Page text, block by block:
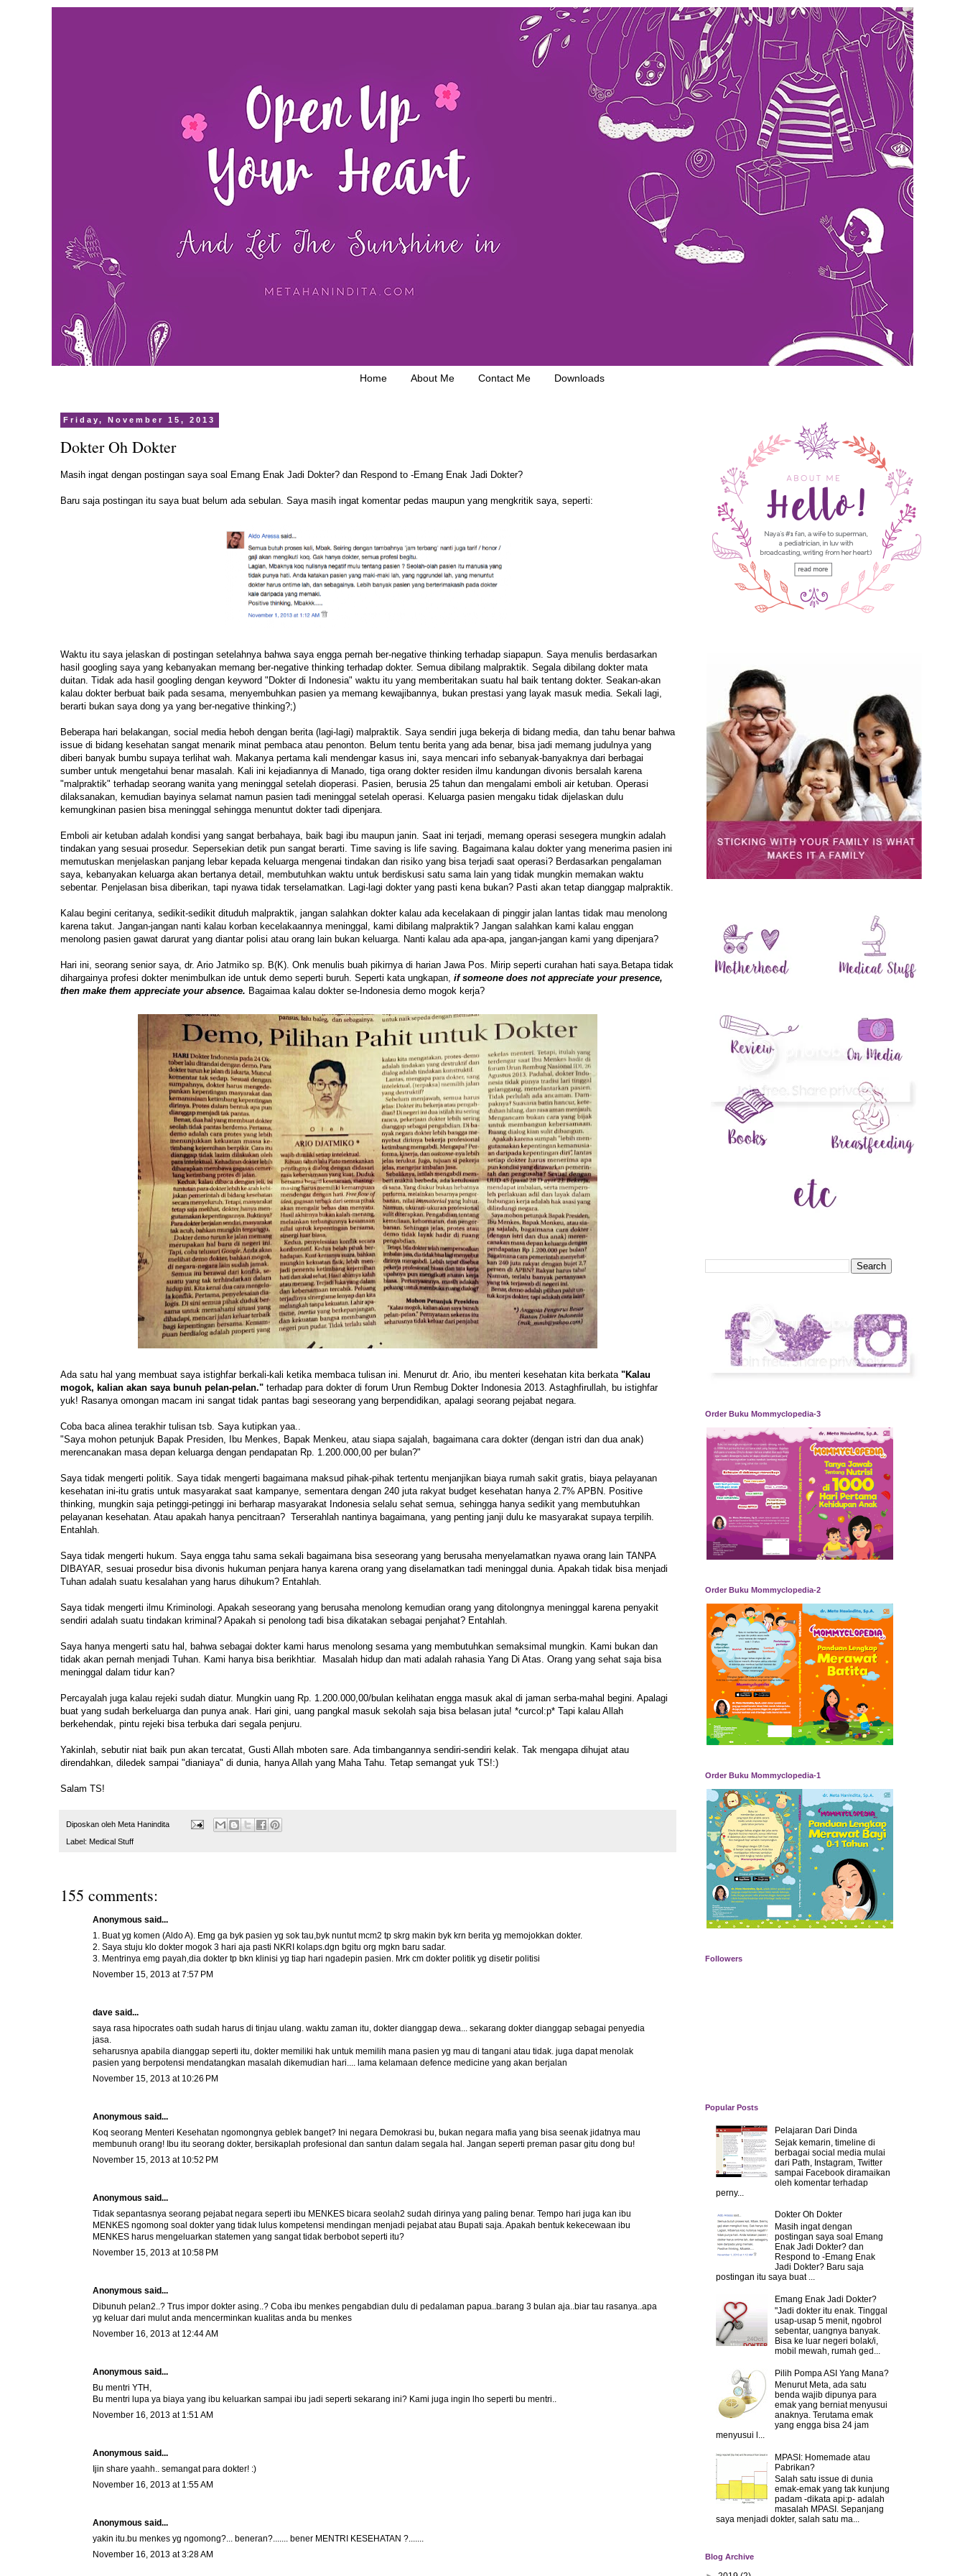
Home About Me Contact Me Downloads
Friday, November 15, 2013
Dokter Oh Dokter
Masih ingat dengan postingan saya soal Emang Enak Jadi Dokter? dan Respond to -Emang Enak Jadi Dokter?
Baru saja postingan itu saya buat belum ada sebulan. Saya masih ingat komentar pedas maupun yang mengkritik saya, seperti:
Waktu itu saya jelaskan di postingan setelahnya bahwa saya engga pernah ber-negative thinking terhadap siapapun. Saya menulis berdasarkan
hasil googling saya yang kebanyakan memang ber-negative thinking terhadap dokter. Semua dibilang malpraktik. Segala dibilang dokter mata
duitan. Tidak ada hasil googling dengan keyword "Dokter di Indonesia" waktu itu yang memberitakan suatu hal baik tentang dokter. Seakan-akan
kalau dokter berbuat baik pada sesama, menyembuhkan pasien ya memang kewajibannya, bukan prestasi yang layak masuk media. Sekali lagi,
berarti bukan saya dong ya yang ber-negative thinking?;)
Beberapa hari belakangan, social media heboh dengan berita (lagi-lagi) malpraktik. Saya sendiri juga bekerja di bidang media, dan tahu benar bahwa
issue di bidang kesehatan sangat menarik minat pembaca atau penonton. Belum tentu berita yang ada benar, bisa jadi memang judulnya yang
diberi banyak bumbu supaya terlihat wah. Makanya pertama kali mendengar kasus ini, saya mencari info sebanyak-banyaknya dari berbagai
sumber untuk mengetahui benar masalah. Kali ini kejadiannya di Manado, tiga orang dokter residen ilmu kandungan divonis bersalah karena
"malpraktik" terhadap seorang wanita yang meninggal setelah dioperasi. Pasien, berusia 25 tahun dan mengalami emboli air ketuban. Operasi
dilaksanakan, kemudian bayinya selamat namun pasien tadi meninggal setelah operasi. Keluarga pasien mengaku tidak dijelaskan dulu
kemungkinan pasien bisa meninggal sehingga menuntut dokter tadi dipenjara.
Emboli air ketuban adalah kondisi yang sangat berbahaya, baik bagi ibu maupun janin. Saat ini terjadi, memang operasi sesegera mungkin adalah
tindakan yang sesuai prosedur. Sepersekian detik pun sangat berarti. Time saving is life saving. Bagaimana kalau dokter yang menerima pasien ini
memutuskan menjelaskan panjang lebar kepada keluarga mengenai tindakan dan risiko yang bisa terjadi saat operasi? Berdasarkan pengalaman
saya, kebanyakan keluarga akan bertanya detail, membutuhkan waktu untuk berdiskusi satu sama lain yang tidak mungkin memakan waktu
sebentar. Penjelasan bisa diberikan, tapi nyawa tidak terselamatkan. Lagi-lagi dokter yang pasti kena bukan? Pasti akan tetap dianggap malpraktik.
Kalau begini ceritanya, sedikit-sedikit dituduh malpraktik, jangan salahkan dokter kalau ada kecelakaan di pinggir jalan lantas tidak mau menolong
karena takut. Jangan-jangan nanti kalau korban kecelakaannya meninggal, kami dibilang malpraktik? Jangan salahkan kami kalau enggan
menolong pasien gawat darurat yang diantar polisi atau orang lain bukan keluarga. Nanti kalau ada apa-apa, jangan-jangan kami yang dipenjara?
Hari ini, seorang senior saya, dr. Ario Jatmiko sp. B(K). Onk menulis buah pikirnya di harian Jawa Pos. Mirip seperti curahan hati saya.Betapa tidak
dihargainya profesi dokter menimbulkan ide untuk demo seperti buruh. Seperti kata ungkapan, if someone does not appreciate your presence,
then make them appreciate your absence. Bagaimaa kalau dokter se-Indonesia demo mogok kerja?
Ada satu hal yang membuat saya istighfar berkali-kali ketika membaca tulisan ini. Menurut dr. Ario, ibu menteri kesehatan kita berkata "Kalau
mogok, kalian akan saya bunuh pelan-pelan." terhadap para dokter di forum Urun Rembug Dokter Indonesia 2013. Astaghfirullah, bu istighfar
yuk! Rasanya omongan macam ini sangat tidak pantas bagi seseorang yang berpendidikan, apalagi seorang pejabat negara.
Coba baca alinea terakhir tulisan tsb. Saya kutipkan yaa..
"Saya mohon petunjuk Bapak Presiden, Ibu Menkes, Bapak Menkeu, atau siapa sajalah, bagaimana cara dokter (dengan istri dan dua anak)
merencanakan masa depan keluarga dengan pendapatan Rp. 1.200.000,00 per bulan?"
Saya tidak mengerti politik. Saya tidak mengerti bagaimana maksud pihak-pihak tertentu menjanjikan biaya rumah sakit gratis, biaya pelayanan
kesehatan ini-itu gratis untuk masyarakat saat kampanye, sementara dengan 240 juta rakyat budget kesehatan hanya 2.7% APBN. Positive
thinking, mungkin saja petinggi-petinggi ini berharap masyarakat Indonesia selalu sehat semua, sehingga hanya sedikit yang membutuhkan
pelayanan kesehatan. Atau apakah hanya pencitraan? Terserahlah nantinya bagaimana, yang penting janji dulu ke masyarakat supaya terpilih.
Entahlah.
Saya tidak mengerti hukum. Saya engga tahu sama sekali bagaimana bisa seseorang yang berusaha menyelamatkan nyawa orang lain TANPA
DIBAYAR, sesuai prosedur bisa divonis hukuman penjara hanya karena orang yang diselamatkan tadi meninggal dunia. Apakah tidak bisa menjadi
Tuhan adalah suatu kesalahan yang harus dihukum? Entahlah.
Saya tidak mengerti ilmu Kriminologi. Apakah seseorang yang berusaha menolong kemudian orang yang ditolongnya meninggal karena penyakit
sendiri adalah suatu tindakan kriminal? Apakah si penolong tadi bisa dikatakan sebagai penjahat? Entahlah.
Saya hanya mengerti satu hal, bahwa sebagai dokter kami harus menolong sesama yang membutuhkan semaksimal mungkin. Kami bukan dan
tidak akan pernah menjadi Tuhan. Kami hanya bisa berikhtiar. Masalah hidup dan mati adalah rahasia Yang Di Atas. Orang yang sehat saja bisa
meninggal dalam tidur kan?
Percayalah juga kalau rejeki sudah diatur. Mungkin uang Rp. 1.200.000,00/bulan kelihatan engga masuk akal di jaman serba-mahal begini. Apalagi
buat yang sudah berkeluarga dan punya anak. Hari gini, uang pangkal masuk sekolah saja bisa belasan juta! *curcol:p* Tapi kalau Allah
berkehendak, pintu rejeki bisa terbuka dari segala penjuru.
Yakinlah, sebutir niat baik pun akan tercatat, Gusti Allah mboten sare. Ada timbangannya sendiri-sendiri kelak. Tak mengapa dihujat atau
direndahkan, diledek sampai "dianiaya" di dunia, hanya Allah yang Maha Tahu. Tetap semangat yuk TS!:)
Salam TS!
Diposkan oleh Meta Hanindita
Label: Medical Stuff
155 comments:
Anonymous said...
1. Buat yg komen (Aldo A). Emg ga byk pasien yg sok tau,byk nuntut mcm2 tp skrg makin byk krn berita yg memojokkan dokter.
2. Saya stuju klo dokter mogok 3 hari aja pasti NKRI kolaps.dgn bgitu org mgkn baru sadar.
3. Mentrinya emg payah,dia dokter tp bkn klinisi yg tiap hari ngadepin pasien. Mrk cm dokter politik yg disetir politisi
November 15, 2013 at 7:57 PM
dave said...
saya rasa hipocrates oath sudah harus di tinjau ulang. waktu zaman itu, dokter dianggap dewa... sekarang dokter dianggap sebagai penyedia
jasa.
seharusnya apabila dianggap seperti itu, dokter memiliki hak untuk memilih mana pasien yg mau di tangani atau tidak. juga dapat menolak
pasien yang berpotensi mendatangkan masalah dikemudian hari.... lama kelamaan defence medicine yang akan berjalan
November 15, 2013 at 10:26 PM
Anonymous said...
Koq seorang Menteri Kesehatan ngomongnya geblek banget? Ini negara Demokrasi bu, bukan negara mafia yang bisa seenak jidatnya mau
membunuh orang! Ibu itu seorang dokter, bersikaplah profesional dan santun dalam segala hal. Jangan seperti preman pasar gitu dong bu!
November 15, 2013 at 10:52 PM
Anonymous said...
Tidak sepantasnya seorang pejabat negara seperti ibu MENKES bicara seolah2 sudah dirinya yang paling benar. Tempo hari juga kan ibu
MENKES ngomong soal dokter yang tidak lulus kompetensi mendingan menjadi pejabat atau Bupati saja. Apakah bentuk kekecewaan ibu
MENKES harus mengeluarkan statemen yang sangat tidak berbobot seperti itu?
November 15, 2013 at 10:58 PM
Anonymous said...
Dibunuh pelan2..? Trus impor dokter asing..? Coba ibu menkes pengabdian dulu di pedalaman papua..barang 3 bulan aja..biar tau rasanya..apa
yg keluar dari mulut anda mencerminkan kualitas anda bu menkes
November 16, 2013 at 12:44 AM
Anonymous said...
Bu mentri YTH,
Bu mentri lupa ya biaya yang ibu keluarkan sampai ibu jadi seperti sekarang ini? Kami juga ingin lho seperti bu mentri..
November 16, 2013 at 1:51 AM
Anonymous said...
Ijin share yaahh.. semangat para dokter! :)
November 16, 2013 at 1:55 AM
Anonymous said...
yakin itu.bu menkes yg ngomong?... beneran?....... bener MENTRI KESEHATAN ?.......
November 16, 2013 at 3:28 AM
Order Buku Mommyclopedia-3
Order Buku Mommyclopedia-2
Order Buku Mommyclopedia-1
Followers
Popular Posts
Pelajaran Dari Dinda
Sejak kemarin, timeline di
berbagai social media mulai
dari Path, Instagram, Twitter
sampai Facebook diramaikan
oleh komentar terhadap
perny...
Dokter Oh Dokter
Masih ingat dengan
postingan saya soal Emang
Enak Jadi Dokter? dan
Respond to -Emang Enak
Jadi Dokter? Baru saja
postingan itu saya buat ...
Emang Enak Jadi Dokter?
"Jadi dokter itu enak. Tinggal
usap-usap 5 menit, ngobrol
sebentar, uangnya banyak.
Bisa ke luar negeri bolak/i,
mobil mewah, rumah ged...
Pilih Pompa ASI Yang Mana?
Menurut Meta, ada satu
benda wajib dipunya para
emak yang berniat menyusui
anaknya. Terutama emak
yang engga bisa 24 jam
menyusui l...
MPASI: Homemade atau
Pabrikan?
Salah satu issue di dunia
emak-emak yang tak kunjung
padam -dikata api:p- adalah
masalah MPASI. Sepanjang
saya menjadi dokter, salah satu ma...
Blog Archive